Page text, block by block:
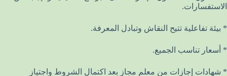
الاستفسارات.
* بيئة تفاعلية تتيح النقاش وتبادل المعرفة.
* أسعار تناسب الجميع.
* شهادات إجازات من معلم مجاز بعد اكتمال الشروط واجتياز